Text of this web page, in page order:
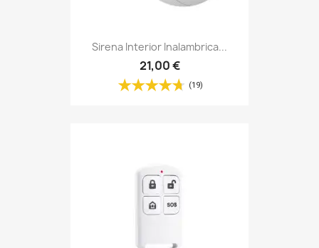
Sirena Interior Inalambrica...
21,00 €
(19)